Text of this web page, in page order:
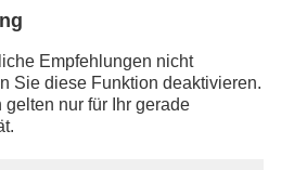
Empfehlungen nicht
Sie diese Funktion deaktivieren.
nur für Ihr gerade